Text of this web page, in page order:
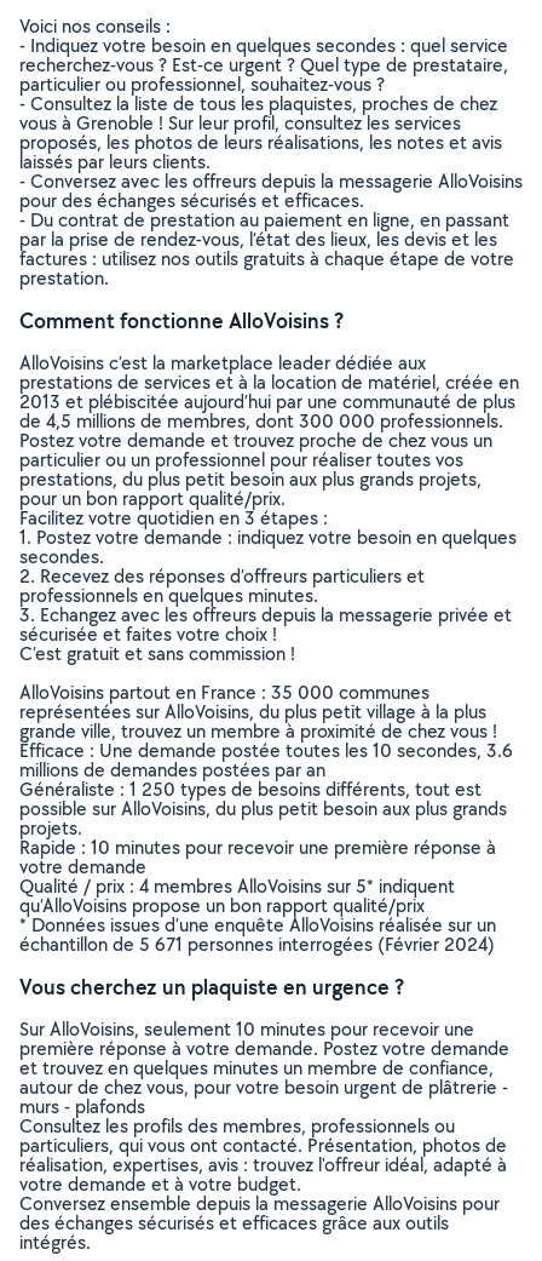
Voici nos conseils :
- Indiquez votre besoin en quelques secondes : quel service
recherchez-vous ? Est-ce urgent ? Quel type de prestataire,
particulier ou professionnel, souhaitez-vous ?
- Consultez la liste de tous les plaquistes, proches de chez
vous à Grenoble ! Sur leur profil, consultez les services
proposés, les photos de leurs réalisations, les notes et avis
laissés par leurs clients.
- Conversez avec les offreurs depuis la messagerie AlloVoisins
pour des échanges sécurisés et efficaces.
- Du contrat de prestation au paiement en ligne, en passant
par la prise de rendez-vous, l’état des lieux, les devis et les
factures : utilisez nos outils gratuits à chaque étape de votre
prestation.
Comment fonctionne AlloVoisins ?
AlloVoisins c’est la marketplace leader dédiée aux
prestations de services et à la location de matériel, créée en
2013 et plébiscitée aujourd’hui par une communauté de plus
de 4,5 millions de membres, dont 300 000 professionnels.
Postez votre demande et trouvez proche de chez vous un
particulier ou un professionnel pour réaliser toutes vos
prestations, du plus petit besoin aux plus grands projets,
pour un bon rapport qualité/prix.
Facilitez votre quotidien en 3 étapes :
1. Postez votre demande : indiquez votre besoin en quelques
secondes.
2. Recevez des réponses d’offreurs particuliers et
professionnels en quelques minutes.
3. Echangez avec les offreurs depuis la messagerie privée et
sécurisée et faites votre choix !
C’est gratuit et sans commission !
AlloVoisins partout en France : 35 000 communes
représentées sur AlloVoisins, du plus petit village à la plus
grande ville, trouvez un membre à proximité de chez vous !
Efficace : Une demande postée toutes les 10 secondes, 3.6
millions de demandes postées par an
Généraliste : 1 250 types de besoins différents, tout est
possible sur AlloVoisins, du plus petit besoin aux plus grands
projets.
Rapide : 10 minutes pour recevoir une première réponse à
votre demande
Qualité / prix : 4 membres AlloVoisins sur 5* indiquent
qu’AlloVoisins propose un bon rapport qualité/prix
* Données issues d’une enquête AlloVoisins réalisée sur un
échantillon de 5 671 personnes interrogées (Février 2024)
Vous cherchez un plaquiste en urgence ?
Sur AlloVoisins, seulement 10 minutes pour recevoir une
première réponse à votre demande. Postez votre demande
et trouvez en quelques minutes un membre de confiance,
autour de chez vous, pour votre besoin urgent de plâtrerie -
murs - plafonds
Consultez les profils des membres, professionnels ou
particuliers, qui vous ont contacté. Présentation, photos de
réalisation, expertises, avis : trouvez l'offreur idéal, adapté à
votre demande et à votre budget.
Conversez ensemble depuis la messagerie AlloVoisins pour
des échanges sécurisés et efficaces grâce aux outils
intégrés.